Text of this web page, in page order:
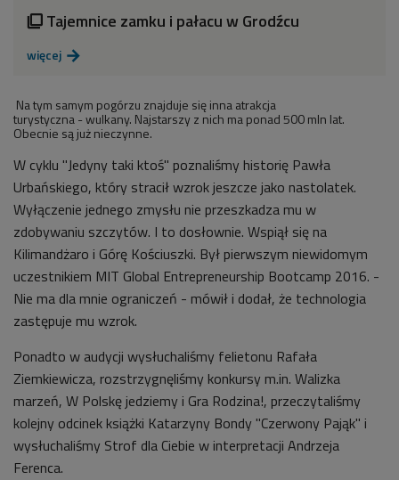
 Tajemnice zamku i pałacu w Grodźcu
więcej 
Na tym samym pogórzu znajduje się inna atrakcja
turystyczna - wulkany. Najstarszy z nich ma ponad 500 mln lat.
Obecnie są już nieczynne.
W cyklu "Jedyny taki ktoś" poznaliśmy historię Pawła
Urbańskiego, który stracił wzrok jeszcze jako nastolatek.
Wyłączenie jednego zmysłu nie przeszkadza mu w
zdobywaniu szczytów. I to dosłownie. Wspiął się na
Kilimandżaro i Górę Kościuszki. Był pierwszym niewidomym
uczestnikiem MIT Global Entrepreneurship Bootcamp 2016. -
Nie ma dla mnie ograniczeń - mówił i dodał, że technologia
zastępuje mu wzrok.
Ponadto w audycji wysłuchaliśmy felietonu Rafała
Ziemkiewicza, rozstrzygnęliśmy konkursy m.in. Walizka
marzeń, W Polskę jedziemy i Gra Rodzina!, przeczytaliśmy
kolejny odcinek książki Katarzyny Bondy "Czerwony Pająk" i
wysłuchaliśmy Strof dla Ciebie w interpretacji Andrzeja
Ferenca.